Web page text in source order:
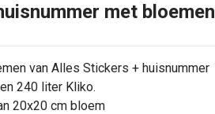
met bloemen
van Alles Stickers + huisnummer
240 liter Kliko.
20x20 cm bloem